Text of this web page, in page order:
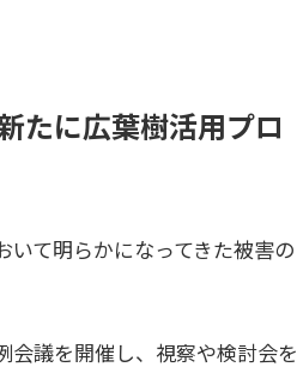
たに広葉樹活用プロ
て明らかになってきた被害の
会議を開催し、視察や検討会を